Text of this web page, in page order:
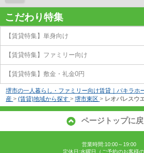
こだわり特集
【賃貸特集】単身向け
【賃貸特集】ファミリー向け
【賃貸特集】敷金・礼金0円
堺市の一人暮らし・ファミリー向け賃貸｜パキラ
産 > (賃貸)地域から探す > 堺市東区 > レオパレスウ
ページトップに
営業時間:10:00～19:00
定休日:水曜日（ご予約のお客様の